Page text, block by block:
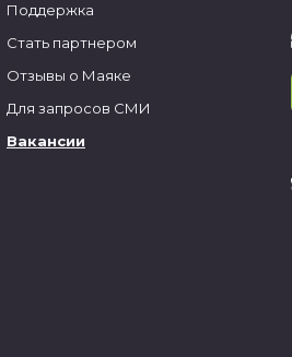
Поддержка
Стать партнером
Отзывы о Маяке
Для запросов СМИ
Вакансии